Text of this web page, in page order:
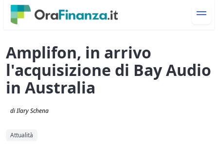
Amplifon, in arrivo
l'acquisizione di Bay Audio
in Australia
di Ilary Schena
Attualità